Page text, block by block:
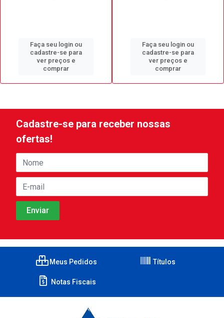
Faça seu login ou
cadastre-se para
ver preços e
comprar
Faça seu login ou
cadastre-se para
ver preços e
comprar
Cadastre-se para receber nossas
ofertas!
Meus Pedidos Títulos
Notas Fiscais